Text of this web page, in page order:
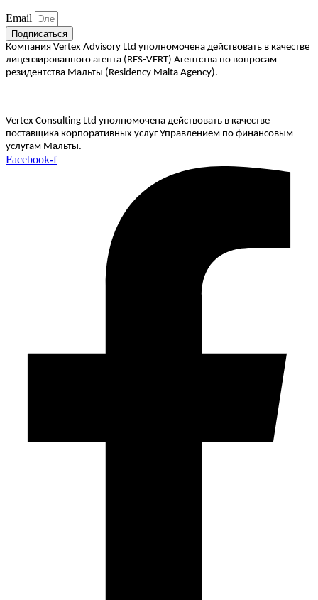
Email
Подписаться
Компания Vertex Advisory Ltd уполномочена действовать в качестве
лицензированного агента (RES-VERT) Агентства по вопросам
резидентства Мальты (Residency Malta Agency).
Vertex Consulting Ltd уполномочена действовать в качестве
поставщика корпоративных услуг Управлением по финансовым
услугам Мальты.
Facebook-f